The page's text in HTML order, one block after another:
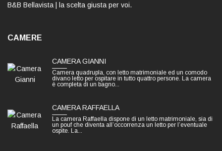
B&B Bellavista | la scelta giusta per voi.
CAMERE
CAMERA GIANNI
Camera quadrupla, con letto matrimoniale ed un comodo
divano letto per ospitare in tutto quattro persone. La camera
è completa di un bagno...
CAMERA RAFFAELLA
La camera Raffaella dispone di un letto matrimoniale, sia di
un pouf che diventa all’occorrenza un letto per l’eventuale
ospite. La...